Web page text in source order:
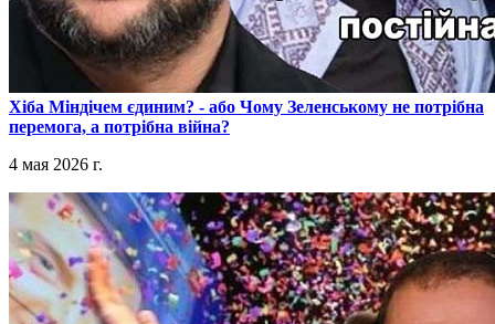
​Хіба Міндічем єдиним? - або Чому Зеленському не потрібна
перемога, а потрібна війна?
4 мая 2026 г.